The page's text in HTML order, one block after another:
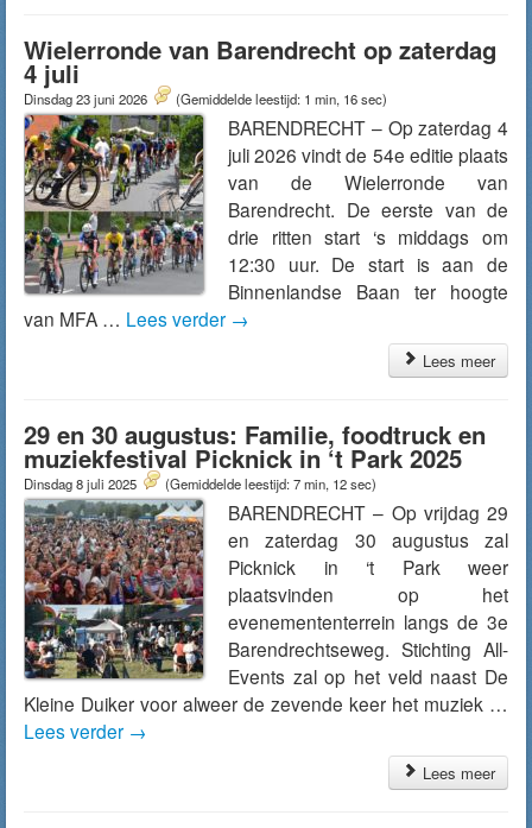
Wielerronde van Barendrecht op zaterdag
4 juli
Dinsdag 23 juni 2026 (Gemiddelde leestijd: 1 min, 16 sec)
BARENDRECHT – Op zaterdag 4
juli 2026 vindt de 54e editie plaats
van de Wielerronde van
Barendrecht. De eerste van de
drie ritten start ‘s middags om
12:30 uur. De start is aan de
Binnenlandse Baan ter hoogte
van MFA … Lees verder →
Lees meer
29 en 30 augustus: Familie, foodtruck en
muziekfestival Picknick in ‘t Park 2025
Dinsdag 8 juli 2025 (Gemiddelde leestijd: 7 min, 12 sec)
BARENDRECHT – Op vrijdag 29
en zaterdag 30 augustus zal
Picknick in ‘t Park weer
plaatsvinden op het
evenemententerrein langs de 3e
Barendrechtseweg. Stichting All-
Events zal op het veld naast De
Kleine Duiker voor alweer de zevende keer het muziek …
Lees verder →
Lees meer